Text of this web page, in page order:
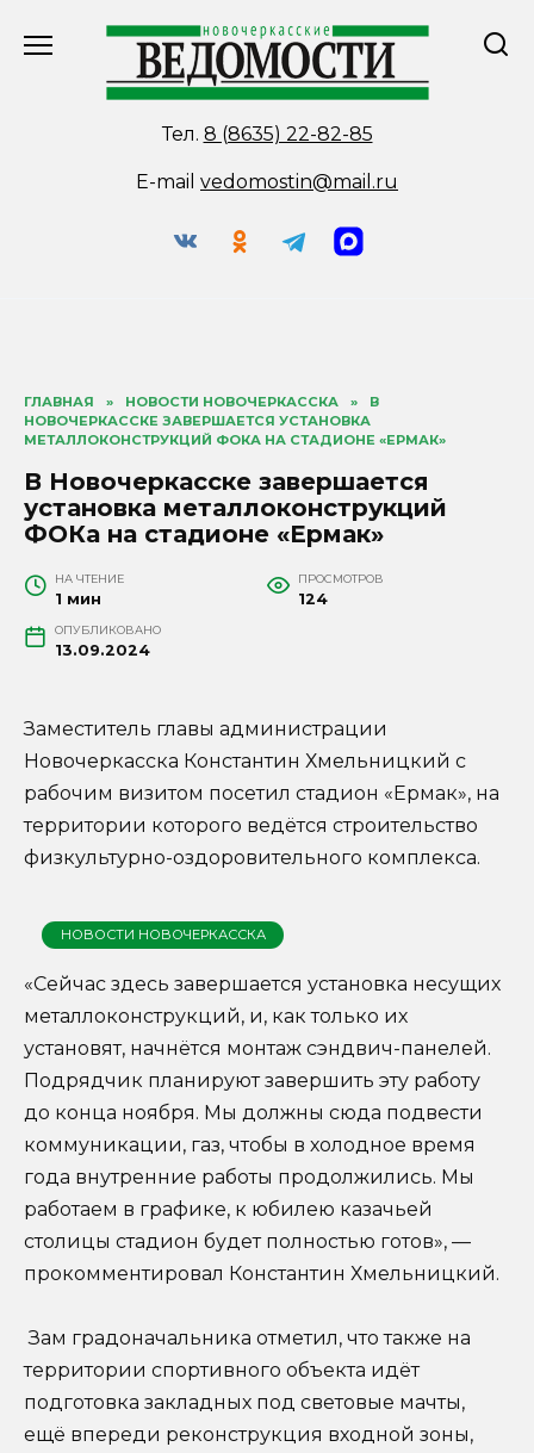
Тел. 8 (8635) 22-82-85
E-mail vedomostin@mail.ru
ГЛАВНАЯ » НОВОСТИ НОВОЧЕРКАССКА »
В
НОВОЧЕРКАССКЕ ЗАВЕРШАЕТСЯ УСТАНОВКА
МЕТАЛЛОКОНСТРУКЦИЙ ФОКА НА СТАДИОНЕ «ЕРМАК»
В Новочеркасске завершается
установка металлоконструкций
ФОКа на стадионе «Ермак»
НА ЧТЕНИЕ
1 мин
ПРОСМОТРОВ
124
ОПУБЛИКОВАНО
13.09.2024
Заместитель главы администрации
Новочеркасска Константин Хмельницкий с
рабочим визитом посетил стадион «Ермак», на
территории которого ведётся строительство
физкультурно-оздоровительного комплекса.
НОВОСТИ НОВОЧЕРКАССКА
«Сейчас здесь завершается установка несущих
металлоконструкций, и, как только их
установят, начнётся монтаж сэндвич-панелей.
Подрядчик планируют завершить эту работу
до конца ноября. Мы должны сюда подвести
коммуникации, газ, чтобы в холодное время
года внутренние работы продолжились. Мы
работаем в графике, к юбилею казачьей
столицы стадион будет полностью готов», —
прокомментировал Константин Хмельницкий.
Зам градоначальника отметил, что также на
территории спортивного объекта идёт
подготовка закладных под световые мачты,
ещё впереди реконструкция входной зоны,